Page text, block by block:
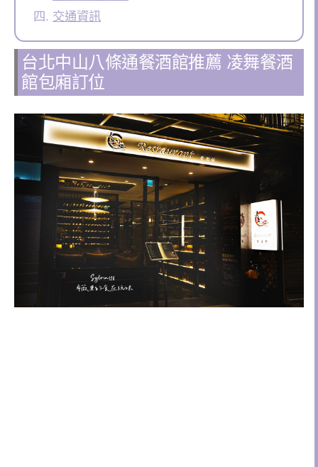
交通資訊
台北中山八條通餐酒館推薦 凌舞餐酒
館包廂訂位